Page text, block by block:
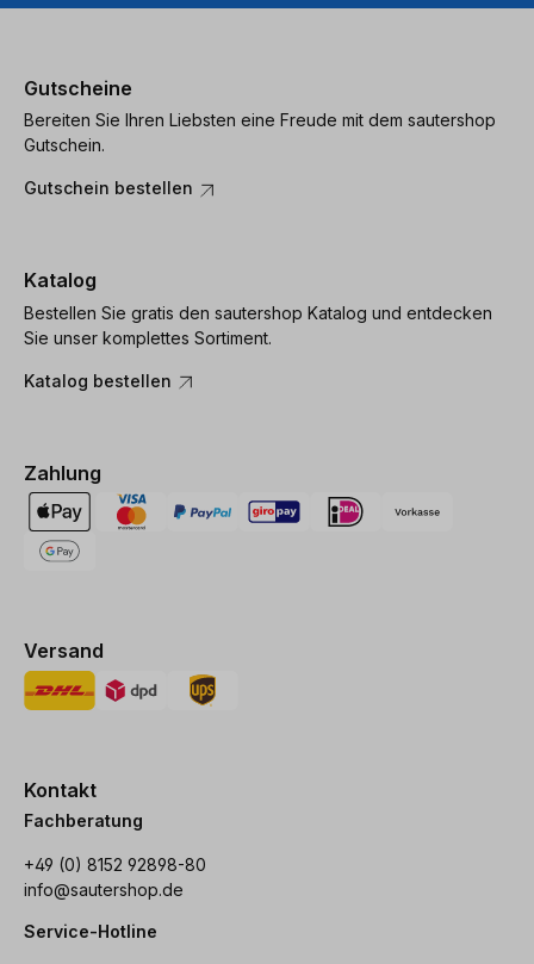
Gutscheine
Bereiten Sie Ihren Liebsten eine Freude mit dem sautershop
Gutschein.
Gutschein bestellen
Katalog
Bestellen Sie gratis den sautershop Katalog und entdecken
Sie unser komplettes Sortiment.
Katalog bestellen
Zahlung
Versand
Kontakt
Fachberatung
+49 (0) 8152 92898-80
info@sautershop.de
Service-Hotline